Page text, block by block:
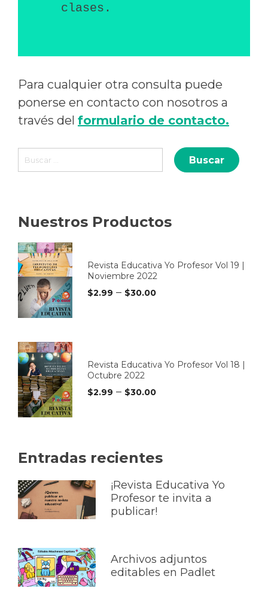
clases.
Para cualquier otra consulta puede
ponerse en contacto con nosotros a
través del formulario de contacto.
Buscar:
Nuestros Productos
Revista Educativa Yo Profesor Vol 19 |
Noviembre 2022
$2.99 – $30.00
Revista Educativa Yo Profesor Vol 18 |
Octubre 2022
$2.99 – $30.00
Entradas recientes
¡Revista Educativa Yo
Profesor te invita a
publicar!
Archivos adjuntos
editables en Padlet